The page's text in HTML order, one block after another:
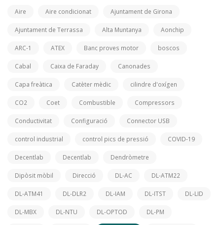
Aire Aire condicionat Ajuntament de Girona
Ajuntament de Terrassa Alta Muntanya Aonchip
ARC-1 ATEX Banc proves motor boscos
Cabal Caixa de Faraday Canonades
Capa freàtica Catèter mèdic cilindre d'oxígen
CO2 Coet Combustible Compressors
Conductivitat Configuració Connector USB
control industrial control pics de pressió COVID-19
Decentlab Decentlab Dendròmetre
Dipòsit mòbil Direcció DL-AC DL-ATM22
DL-ATM41 DL-DLR2 DL-IAM DL-ITST DL-LID
DL-MBX DL-NTU DL-OPTOD DL-PM